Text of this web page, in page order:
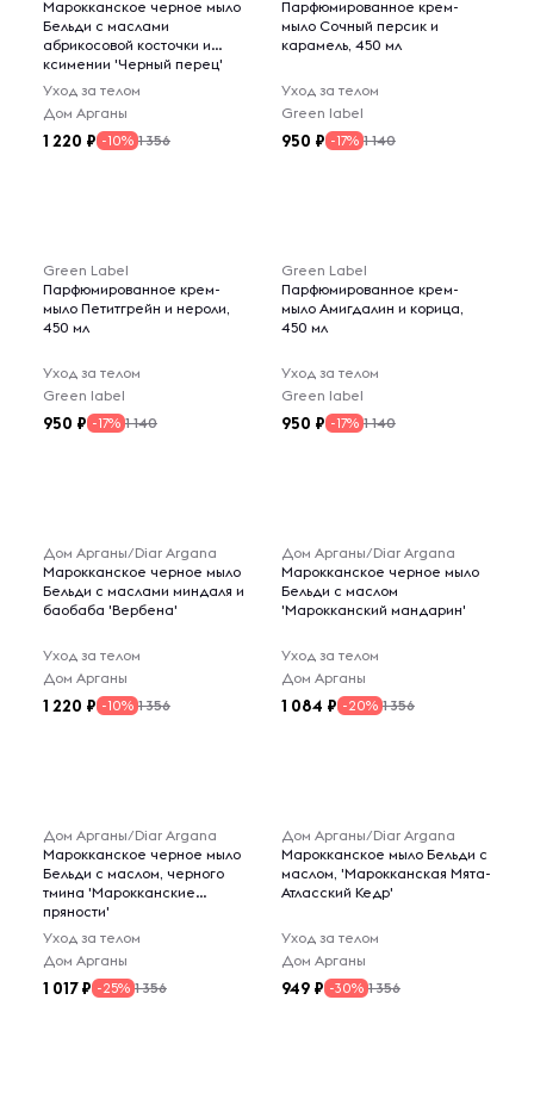
Марокканское черное мыло
Бельди с маслами
абрикосовой косточки и
ксимении 'Черный перец'
Уход за телом
Дом Арганы
1 220 -10% 1 356
Парфюмированное крем-
мыло Сочный персик и
карамель, 450 мл
Уход за телом
Green label
950 -17% 1 140
Green Label
Парфюмированное крем-
мыло Петитгрейн и нероли,
450 мл
Уход за телом
Green label
950 -17% 1 140
Green Label
Парфюмированное крем-
мыло Амигдалин и корица,
450 мл
Уход за телом
Green label
950 -17% 1 140
Дом Арганы/Diar Argana
Марокканское черное мыло
Бельди с маслами миндаля и
баобаба 'Вербена'
Уход за телом
Дом Арганы
1 220 -10% 1 356
Дом Арганы/Diar Argana
Марокканское черное мыло
Бельди с маслом
'Марокканский мандарин'
Уход за телом
Дом Арганы
1 084 -20% 1 356
Дом Арганы/Diar Argana
Марокканское черное мыло
Бельди с маслом, черного
тмина 'Марокканские
пряности'
Уход за телом
Дом Арганы
1 017 -25% 1 356
Дом Арганы/Diar Argana
Марокканское мыло Бельди с
маслом, 'Марокканская Мята-
Атласский Кедр'
Уход за телом
Дом Арганы
949 -30% 1 356